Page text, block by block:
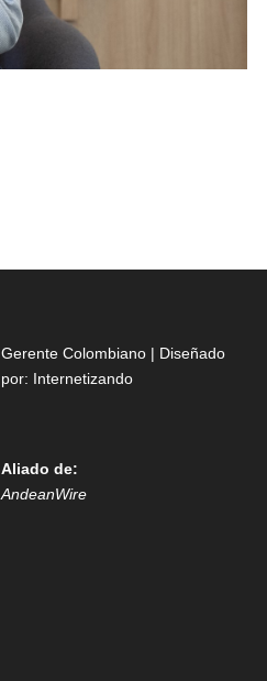
Gerente Colombiano | Diseñado
por: Internetizando
Aliado de:
AndeanWire